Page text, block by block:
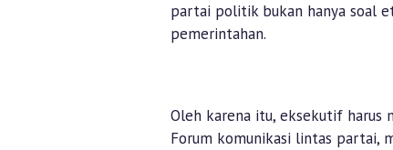
partai politik bukan hanya soal
pemerintahan.
Oleh karena itu, eksekutif harus
Forum komunikasi lintas partai,